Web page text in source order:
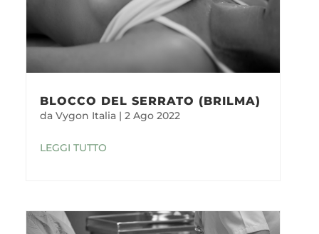
BLOCCO DEL SERRATO (BRILMA)
da Vygon Italia | 2 Ago 2022
LEGGI TUTTO